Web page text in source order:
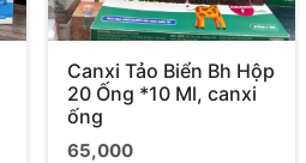
Canxi Tảo Biển Bh Hộp
20 Ống *10 Ml, canxi
ống
65,000